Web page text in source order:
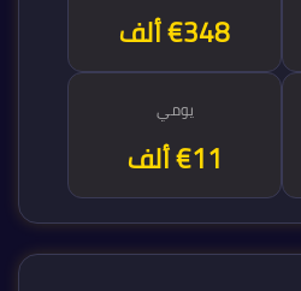
€348 ألف
يومي
€11 ألف